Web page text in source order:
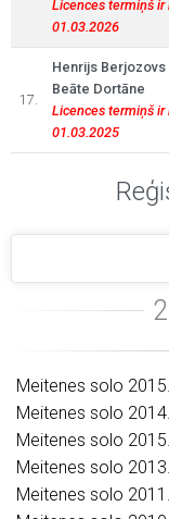
Licences termiņš ir
01.03.2026
17.
Henrijs Berjozovs
Beāte Dortāne
Licences termiņš ir
01.03.2025
Meitenes solo
Meitenes solo
Meitenes solo
Meitenes solo
Meitenes solo